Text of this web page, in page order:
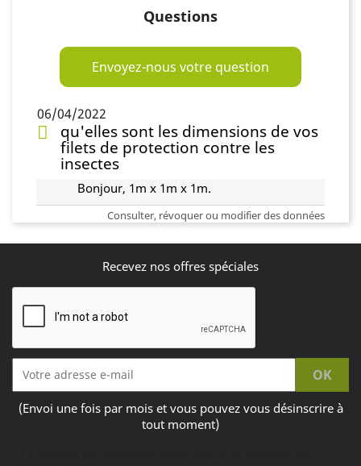
Questions
Envoyez-nous votre question
06/04/2022
qu'elles sont les dimensions de vos
filets de protection contre les
insectes
Bonjour, 1m x 1m x 1m.
Consulter, révoquer ou modifier des données
Recevez nos offres spéciales
(Envoi une fois par mois et vous pouvez vous désinscrire à
tout moment)